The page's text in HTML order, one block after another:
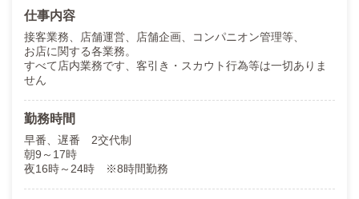
ナイトワークのイメージが変わるお店だと自負しております。
理由のひとつとしましては当グループ店は＜国からの許可店＞に
なります！
もしかしたら、現職業の企業よりホワイトかもしれません！！
LINE ID v-hand2
仕事内容
接客業務、店舗運営、店舗企画、コンパニオン管理等、
お店に関する各業務。
すべて店内業務です、客引き・スカウト行為等は一切ありま
せん
勤務時間
早番、遅番 2交代制
朝9～17時
夜16時～24時 ※8時間勤務